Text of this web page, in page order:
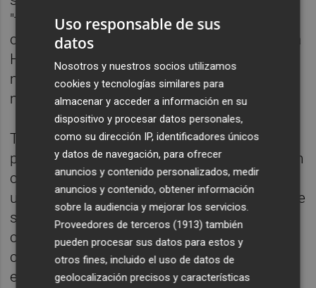
"transparente", una redefinición de las
competencias de cada Administración y una
Hacienda única para todo el país. Como
medida de ahorro, propone agrupar
municipios pequeños.
También plantea cambiar la ley electoral --
para que todos los votos valgan lo mismo en
cualquier territorio--, convertir el Senado en
una Cámara de representación territorial, que
solo haya un senador o dos por cada
comunidad autónoma y reducir al 5 por
ciento de los votos el umbral para poder
entrar en el Congreso.
Uso responsable de sus
datos
Nosotros y nuestros socios utilizamos
cookies y tecnologías similares para
almacenar y acceder a información en su
dispositivo y procesar datos personales,
como su dirección IP, identificadores únicos
y datos de navegación, para ofrecer
anuncios y contenido personalizados, medir
anuncios y contenido, obtener información
sobre la audiencia y mejorar los servicios.
Proveedores de terceros (1913) también
pueden procesar sus datos para estos y
otros fines, incluido el uso de datos de
geolocalización precisos y características